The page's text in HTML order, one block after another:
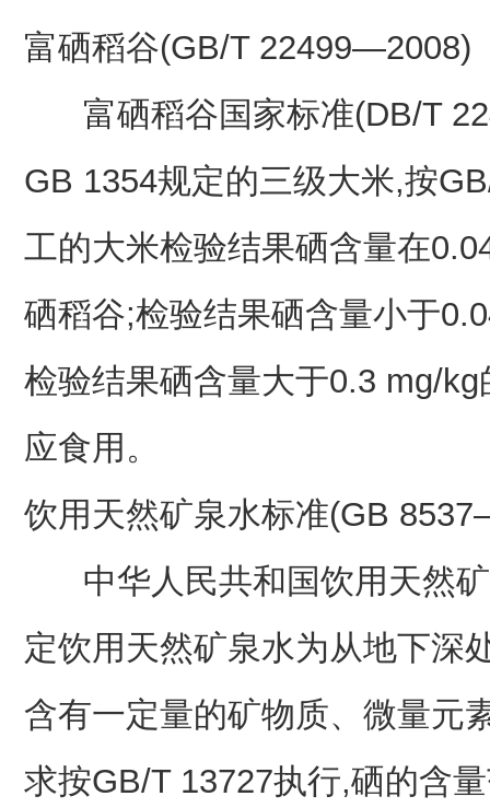
富硒稻谷(GB/T 22499—2008)
富硒稻谷国家标准(DB/T
GB 1354规定的三级大米,按
工的大米检验结果硒含量在
硒稻谷;检验结果硒含量小于
检验结果硒含量大于0.3 mg/
应食用。
饮用天然矿泉水标准(GB
中华人民共和国饮用天然
定饮用天然矿泉水为从地下深
含有一定量的矿物质、微量元
求按GB/T 13727执行,硒的含